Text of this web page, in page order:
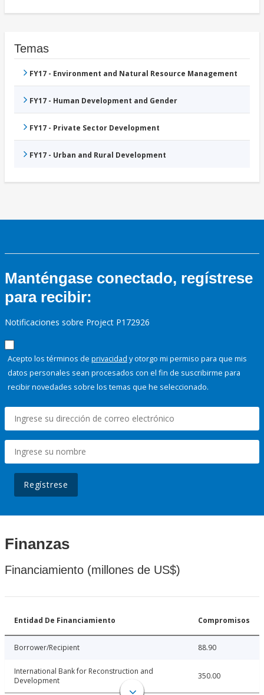
Temas
FY17 - Environment and Natural Resource Management
FY17 - Human Development and Gender
FY17 - Private Sector Development
FY17 - Urban and Rural Development
Manténgase conectado, regístrese
para recibir:
Notificaciones sobre Project P172926
Acepto los términos de privacidad y otorgo mi permiso para que mis
datos personales sean procesados con el fin de suscribirme para
recibir novedades sobre los temas que he seleccionado.
Regístrese
Finanzas
Financiamiento (millones de US$)
Entidad De Financiamiento Compromisos
Borrower/Recipient 88.90
International Bank for Reconstruction and
Development
350.00